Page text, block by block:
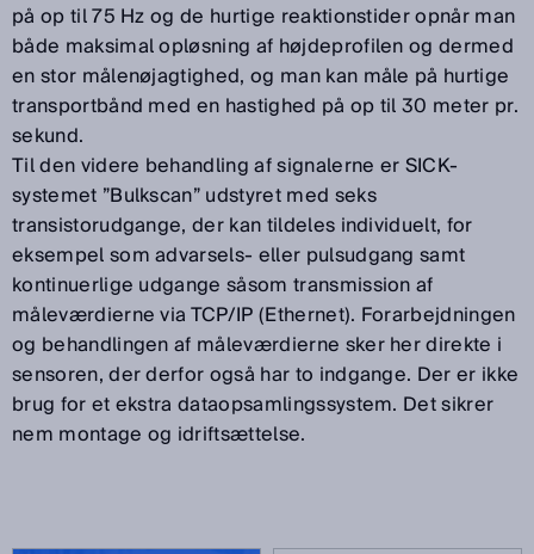
på op til 75 Hz og de hurtige reaktionstider opnår man
både maksimal opløsning af højdeprofilen og dermed
en stor målenøjagtighed, og man kan måle på hurtige
transportbånd med en hastighed på op til 30 meter pr.
sekund.
Til den videre behandling af signalerne er SICK-
systemet ”Bulkscan” udstyret med seks
transistorudgange, der kan tildeles individuelt, for
eksempel som advarsels- eller pulsudgang samt
kontinuerlige udgange såsom transmission af
måleværdierne via TCP/IP (Ethernet). Forarbejdningen
og behandlingen af måleværdierne sker her direkte i
sensoren, der derfor også har to indgange. Der er ikke
brug for et ekstra dataopsamlingssystem. Det sikrer
nem montage og idriftsættelse.